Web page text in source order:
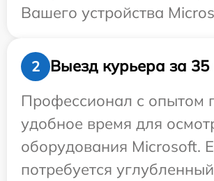
Вашего устройства
2
Выезд курьера за 35
Профессионал с опытом
удобное время для
оборудования Microsoft.
потребуется